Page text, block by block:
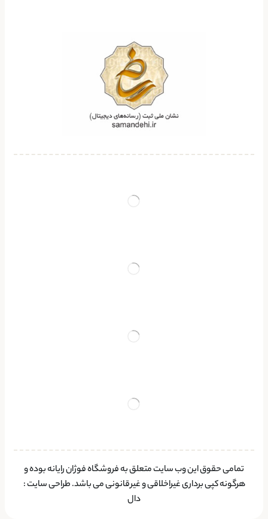
تمامی حقوق این وب سایت متعلق به فروشگاه فوژان رایانه بوده و
هرگونه کپی برداری غیراخلاقی و غیرقانونی می باشد.طراحی سایت:
دال